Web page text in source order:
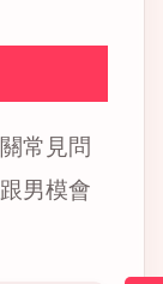
常見問
男模會